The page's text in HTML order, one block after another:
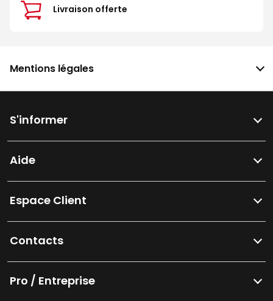
Livraison offerte
Mentions légales
S'informer
Aide
Espace Client
Contacts
Pro / Entreprise